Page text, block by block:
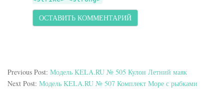
Previous Post: Модель KELA.RU № 505 Кулон Летний маяк
Next Post: Модель KELA.RU № 507 Комплект Море с рыбками